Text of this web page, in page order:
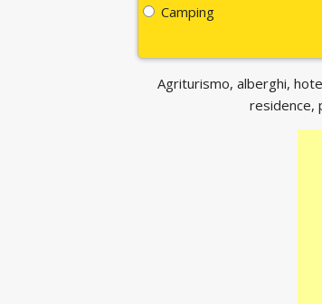
Camping
Agriturismo, alberghi,
residence,